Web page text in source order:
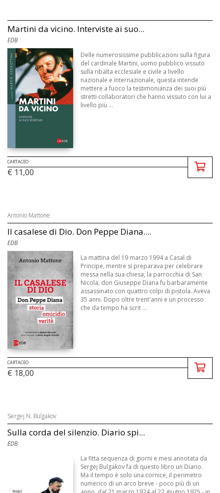
Martini da vicino. Interviste ai suo...
EDB
Delle numerosissime pubblicazioni sulla figura
del cardinale Martini, uomo pubblico vissuto
sulla ribalta ecclesiale e civile a livello
nazionale e internazionale, questa intende
mettere a fuoco la testimonianza dei suoi più
stretti collaboratori che hanno vissuto con lui a
livello più ...
CARTACEO
€ 11,00
Antonio Mattone
Il casalese di Dio. Don Peppe Diana....
EDB
La mattina del 19 marzo 1994 a Casal di
Principe, mentre si preparava per celebrare
messa nella sua chiesa, la parrocchia di San
Nicola, don Giuseppe Diana fu barbaramente
assassinato con quattro colpi di pistola. Aveva
35 anni. Dopo oltre trent'anni e un processo
che da tempo ha scrit ...
CARTACEO
€ 18,00
Sergej N. Bulgakov
Sulla corda del silenzio. Diario spi...
EDB
La fitta sequenza di giorni e mesi annotata da
Sergej Bulgakov fa di questo libro un Diario.
Ma il tempo è solo una cornice, il perimetro
numerico di un arco breve - poco più di un